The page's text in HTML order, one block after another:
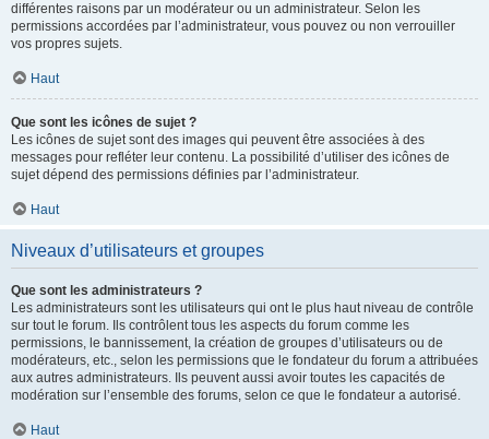
différentes raisons par un modérateur ou un administrateur. Selon les
permissions accordées par l’administrateur, vous pouvez ou non verrouiller
vos propres sujets.
Haut
Que sont les icônes de sujet ?
Les icônes de sujet sont des images qui peuvent être associées à des
messages pour refléter leur contenu. La possibilité d’utiliser des icônes de
sujet dépend des permissions définies par l’administrateur.
Haut
Niveaux d’utilisateurs et groupes
Que sont les administrateurs ?
Les administrateurs sont les utilisateurs qui ont le plus haut niveau de contrôle
sur tout le forum. Ils contrôlent tous les aspects du forum comme les
permissions, le bannissement, la création de groupes d’utilisateurs ou de
modérateurs, etc., selon les permissions que le fondateur du forum a attribuées
aux autres administrateurs. Ils peuvent aussi avoir toutes les capacités de
modération sur l’ensemble des forums, selon ce que le fondateur a autorisé.
Haut